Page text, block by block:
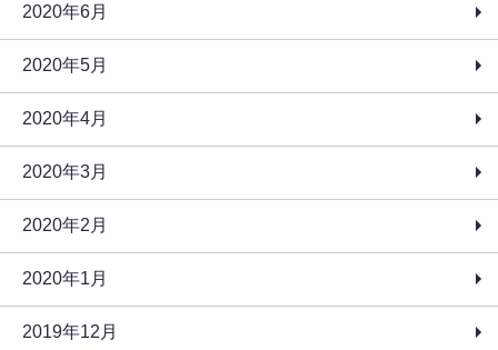
2020年6月
2020年5月
2020年4月
2020年3月
2020年2月
2020年1月
2019年12月